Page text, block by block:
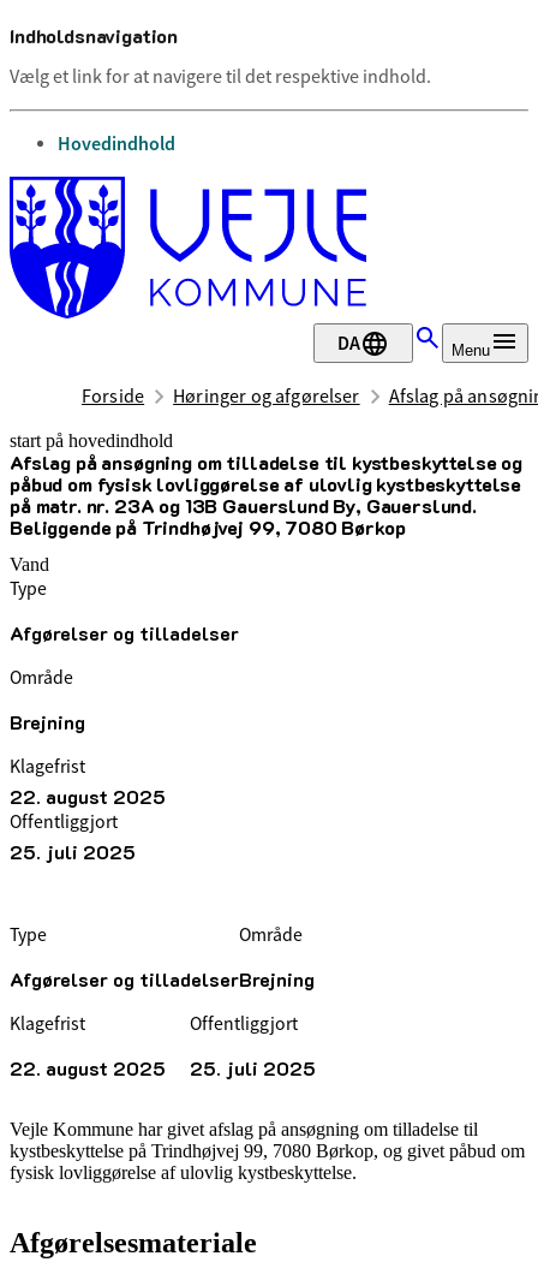
Indholdsnavigation
Vælg et link for at navigere til det respektive indhold.
gå til
Hovedindhold
DA Menu
Forside Høringer og afgørelser Afslag på
start på hovedindhold
Afslag på ansøgning om tilladelse til kystbeskyttelse og
påbud om fysisk lovliggørelse af ulovlig kystbeskyttelse
på matr. nr. 23A og 13B Gauerslund By, Gauerslund.
Beliggende på Trindhøjvej 99, 7080 Børkop
senest opdateret 25. juli 2025
Vand
Type
Afgørelser og tilladelser
Område
Brejning
Klagefrist
22. august 2025
Offentliggjort
25. juli 2025
Type
Afgørelser og tilladelser
Område
Brejning
Klagefrist
22. august 2025
Offentliggjort
25. juli 2025
Vejle Kommune har givet afslag på ansøgning om tilladelse til
kystbeskyttelse på Trindhøjvej 99, 7080 Børkop, og givet påbud om
fysisk lovliggørelse af ulovlig kystbeskyttelse.
Afgørelsesmateriale